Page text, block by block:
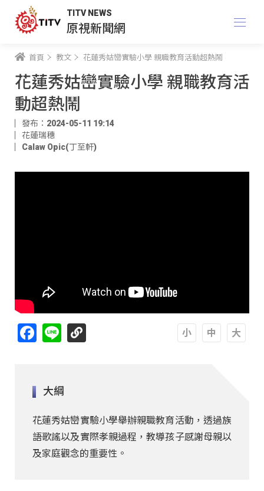
TITV NEWS
原視新聞網
首頁 教文 花蓮秀姑巒實驗小學 親職教育活動超熱鬧
花蓮秀姑巒實驗小學 親職教育活
動超熱鬧
發布：2024-05-11 19:14
花蓮瑞穗
Calaw Opic(丁至軒)
Facebook
Line
大綱
花蓮秀姑巒實驗小學舉辦親職教育活動，透過族
語歌謠以及實際孝親過程，教導孩子感謝母親以
及家庭觀念的重要性。